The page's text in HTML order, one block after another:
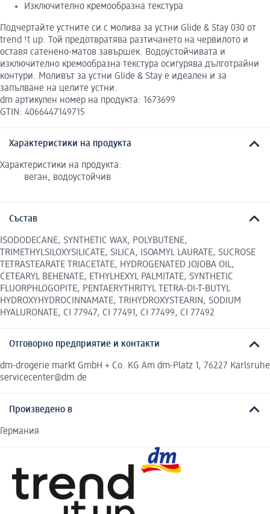
Изключително кремообразна текстура
Подчертайте устните си с молива за устни Glide & Stay 030 от
trend !t up. Той предотвратява разтичането на червилото и
оставя сатенено-матов завършек. Водоустойчивата и
изключително кремообразна текстура осигурява дълготрайни
контури. Моливът за устни Glide & Stay е идеален и за
запълване на целите устни.
dm артикулен номер на продукта: 1673699
GTIN: 4066447149715
Характеристики на продукта
Характеристики на продукта:
веган, водоустойчив
Състав
ISODODECANE, SYNTHETIC WAX, POLYBUTENE,
TRIMETHYLSILOXYSILICATE, SILICA, ISOAMYL LAURATE, SUCROSE
TETRASTEARATE TRIACETATE, HYDROGENATED JOJOBA OIL,
CETEARYL BEHENATE, ETHYLHEXYL PALMITATE, SYNTHETIC
FLUORPHLOGOPITE, PENTAERYTHRITYL TETRA-DI-T-BUTYL
HYDROXYHYDROCINNAMATE, TRIHYDROXYSTEARIN, SODIUM
HYALURONATE, CI 77947, CI 77491, CI 77499, CI 77492
Отговорно предприятие и контакти
dm-drogerie markt GmbH + Co. KG Am dm-Platz 1, 76227 Karlsruhe
servicecenter@dm.de
Произведено в
Германия